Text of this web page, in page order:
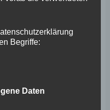
Begriffe:
Daten